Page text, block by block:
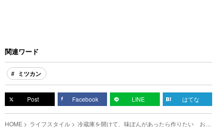
関連ワード
ミツカン
Post Facebook LINE はてな
HOME ライフスタイル 冷蔵庫を開けて、味ぽんがあったら作りたい おい
しすぎて「うそやん…」って言っちゃうかも？